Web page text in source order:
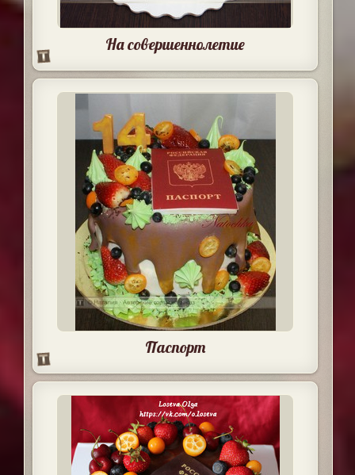
На совершеннолетие
Паспорт